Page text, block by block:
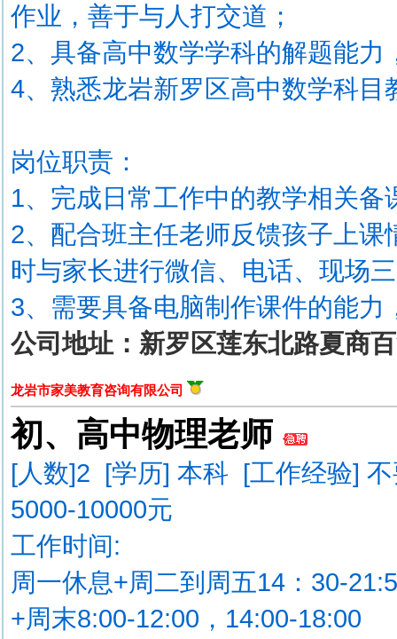
作业，善于与人打交道；
2、具备高中数学学科的解题能力
4、熟悉龙岩新罗区高中数学科目
岗位职责：
1、完成日常工作中的教学相关
2、配合班主任老师反馈孩子上
时与家长进行微信、电话、现场
3、需要具备电脑制作课件的能力
公司地址：新罗区莲东北路夏商
龙岩市家美教育咨询有限公司
初、高中物理老师
[人数]2 [学历] 本科 [工作经验]
5000-10000元
工作时间:
周一休息+周二到周五14：30-
+周末8:00-12:00，14:00-18:00